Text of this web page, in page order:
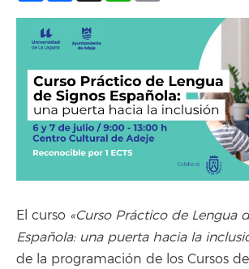
El curso «Curso Práctico de Lengua
Española: una puerta hacia la
de la programación de los Cursos